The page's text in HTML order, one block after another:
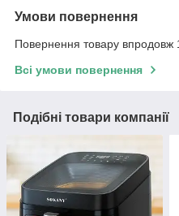
Умови повернення
Повернення товару впродовж
Всі умови повернення
Подібні товари компанії